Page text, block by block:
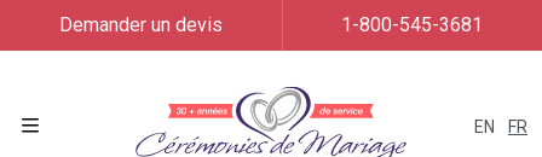
EN FR
Demander un devis 1-800-545-3681